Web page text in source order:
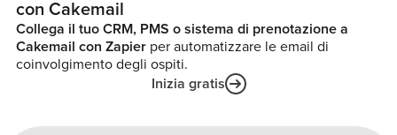
con Cakemail
Collega il tuo CRM, PMS o sistema di prenotazione a
Cakemail con Zapierper automatizzare le email di
coinvolgimento degli ospiti.
Inizia gratis